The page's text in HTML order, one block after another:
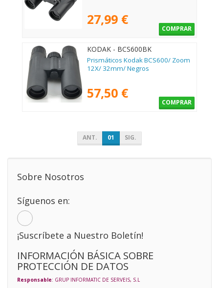
27,99 €
COMPRAR
KODAK - BCS600BK
Prismáticos Kodak BCS600/ Zoom
12X/ 32mm/ Negros
57,50 €
COMPRAR
ANT. 01 SIG.
Sobre Nosotros
Síguenos en:
¡Suscríbete a Nuestro Boletín!
INFORMACIÓN BÁSICA SOBRE
PROTECCIÓN DE DATOS
Responsable: GRUP INFORMATIC DE SERVEIS, S.L